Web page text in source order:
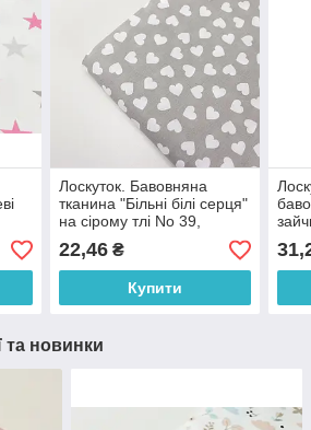
Лоскуток. Бавовняна
тканина "Більні білі серця"
на сірому тлі No 39,
18*160 см
22,46₴
Купити
та новинки